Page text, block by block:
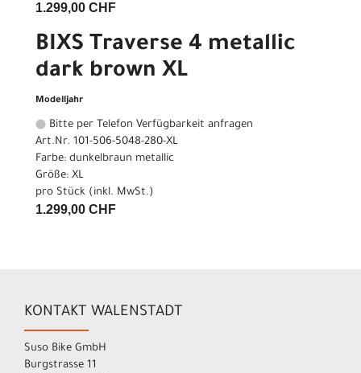
1.299,00 CHF
BIXS Traverse 4 metallic
dark brown XL
Modelljahr
Bitte per Telefon Verfügbarkeit anfragen
Art.Nr. 101-506-5048-280-XL
Farbe: dunkelbraun metallic
Größe: XL
pro Stück (inkl. MwSt.)
1.299,00 CHF
KONTAKT WALENSTADT
Suso Bike GmbH
Burgstrasse 11